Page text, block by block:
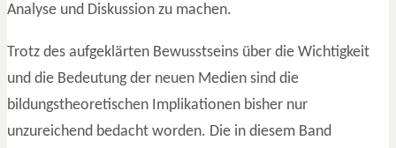
Analyse und Diskussion zu machen.
Trotz des aufgeklärten Bewusstseins über die Wichtigkeit
und die Bedeutung der neuen Medien sind die
bildungstheoretischen Implikationen bisher nur
unzureichend bedacht worden. Die in diesem Band